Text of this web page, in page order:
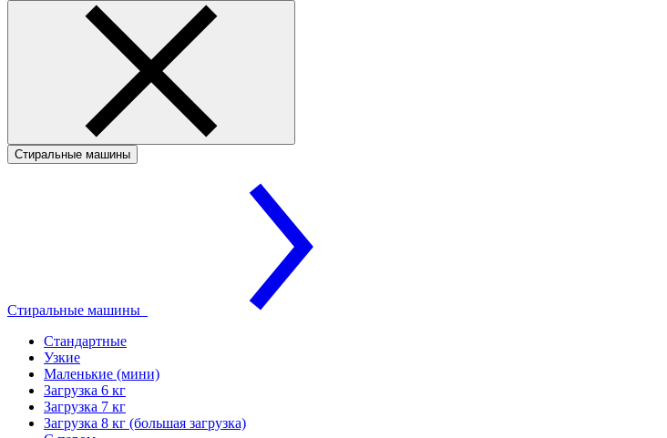
Стиральные машины
Стиральные машины
Стандартные
Узкие
Маленькие (мини)
Загрузка 6 кг
Загрузка 7 кг
Загрузка 8 кг (большая загрузка)